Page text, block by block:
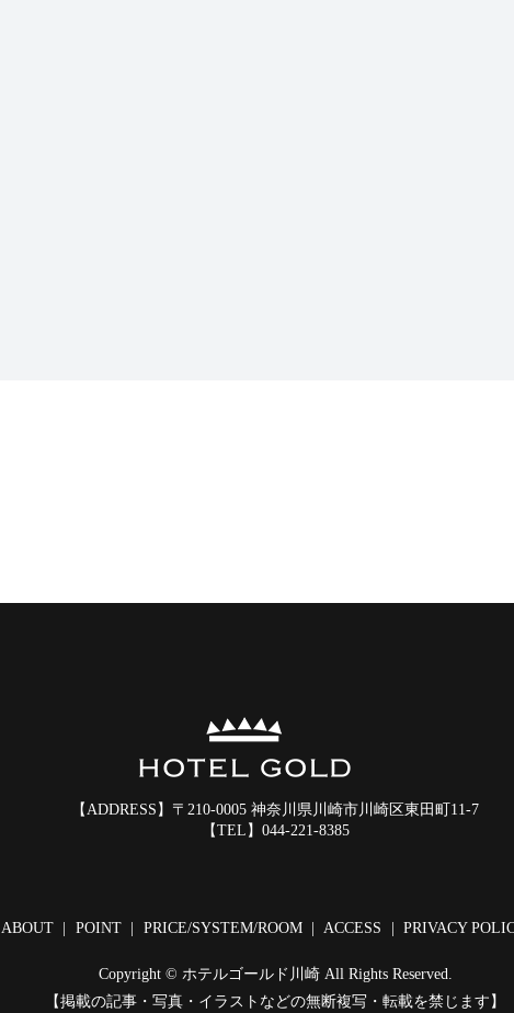
【ADDRESS】 〒210-0005 神奈川県川崎市川崎区東田町11-7
【TEL】 044-221-8385
ABOUT POINT PRICE/SYSTEM/ROOM ACCESS PRIVACY
Copyright © ホテルゴールド川崎 All Rights Reserved.
【掲載の記事・写真・イラストなどの無断複写・転載を禁じます】